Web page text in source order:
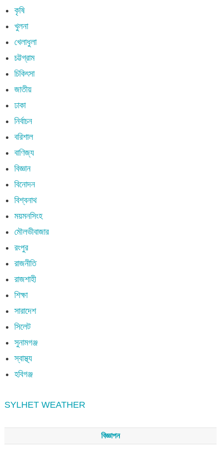
কৃষি
খুলনা
খেলাধুলা
চট্টগ্রাম
চিকিৎসা
জাতীয়
ঢাকা
নির্বাচন
বরিশাল
বাণিজ্য
বিজ্ঞান
বিনোদন
বিশ্বনাথ
ময়মনসিংহ
মৌলভীবাজার
রংপুর
রাজনীতি
রাজশাহী
শিক্ষা
সারাদেশ
সিলেট
সুনামগঞ্জ
স্বাস্থ্য
হবিগঞ্জ
SYLHET WEATHER
বিজ্ঞাপন